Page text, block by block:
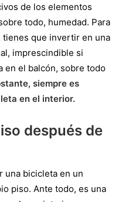
de los elementos
todo, humedad. Para
que invertir en una
imprescindible si
en el balcón, sobre todo
siempre es
en el interior.
después de
una bicicleta en un
piso. Ante todo, es una